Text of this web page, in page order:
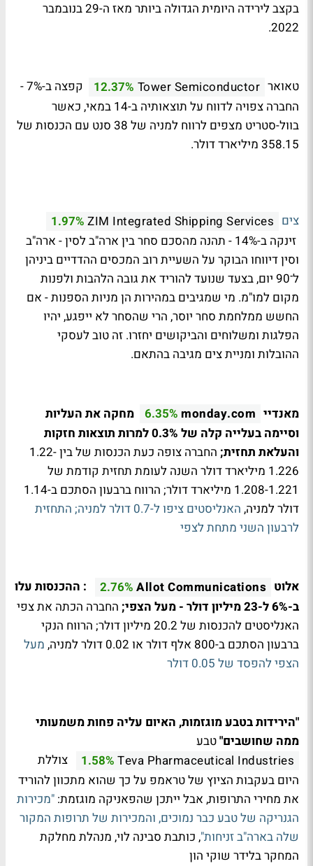
בקצב לירידה היומית הגדולה ביותר מאז ה-29 בנובמבר
2022.
טאואר Tower Semiconductor
12.37%
קפצה ב-7% -
החברה צפויה לדווח על תוצאותיה ב-14 במאי, כאשר
בוול-סטריט מצפים לרווח למניה של 38 סנט עם הכנסות של
358.15 מיליארד דולר.
צים ZIM Integrated Shipping Services
1.97%
זינקה ב-14% - תהנה מהסכם סחר בין ארה"ב לסין - ארה"ב
וסין דיווחו הבוקר על השעיית רוב המכסים ההדדיים ביניהן
ל־90 יום, בצעד שנועד להוריד את גובה הלהבות ולפנות
מקום למו"מ. מי שמגיבים במהירות הן מניות הספנות - אם
החשש ממלחמת סחר יוסר, הרי שהסחר לא ייפגע, יהיו
הפלגות ומשלוחים והביקושים יחזרו. זה טוב לעסקי
ההובלות ומניית צים מגיבה בהתאם.
מאנדיי monday.com
6.35% מחקה את העליות
וסיימה בעלייה קלה של 0.3% למרות תוצאות חזקות
והעלאת תחזית;
החברה צופה כעת הכנסות של בין 1.22-
1.226 מיליארד דולר השנה לעומת תחזית קודמת של
1.208-1.221 מיליארד דולר; הרווח ברבעון הסתכם ב-1.14
דולר למניה,
האנליסטים ציפו ל-0.7 דולר למניה; התחזית
לרבעון השני מתחת לצפי
אלוט Allot Communications
2.76%
: ההכנסות עלו
ב-6% ל-23 מיליון דולר - מעל הצפי;
החברה הכתה את צפי
האנליסטים להכנסות של 20.2 מיליון דולר; הרווח הנקי
ברבעון הסתכם ב-800 אלף דולר או 0.02 דולר למניה,
מעל
הצפי להפסד של 0.05 דולר
"הירידות בטבע מוגזמות, האיום עליה פחות משמעותי
ממה שחושבים"טבע
Teva Pharmaceutical Industries
1.58%
צוללת
היום בעקבות הציוץ של טראמפ על כך שהוא מתכוון להוריד
את מחירי התרופות, אבל ייתכן שהפאניקה מוגזמת: "מכירות
הגנריקה של טבע כבר נמוכים, והמכירות של תרופות המקור
שלה בארה"ב זניחות", כותבת סבינה לוי, מנהלת מחלקת
המחקר בלידר שוקי הון